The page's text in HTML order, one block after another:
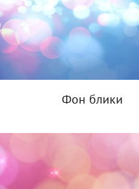
Фон блики